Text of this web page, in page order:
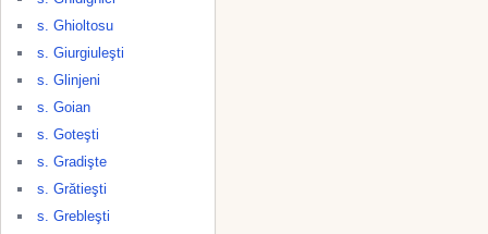
s. Ghioltosu
s. Giurgiuleşti
s. Glinjeni
s. Goian
s. Goteşti
s. Gradişte
s. Grătieşti
s. Grebleşti